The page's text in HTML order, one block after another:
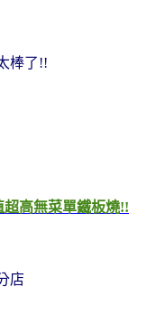
棒了!!
高無菜單鐵板燒!!
店